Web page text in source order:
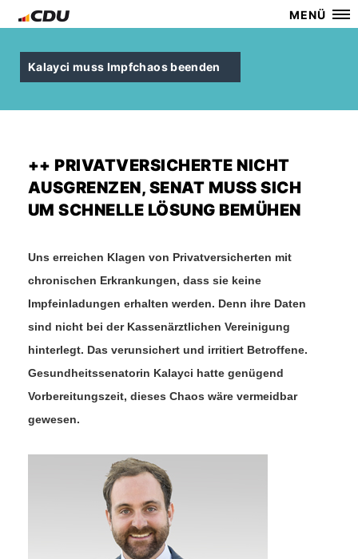
MENÜ
Kalayci muss Impfchaos beenden
++ PRIVATVERSICHERTE NICHT
AUSGRENZEN, SENAT MUSS SICH
UM SCHNELLE LÖSUNG BEMÜHEN
Uns erreichen Klagen von Privatversicherten mit
chronischen Erkrankungen, dass sie keine
Impfeinladungen erhalten werden. Denn ihre Daten
sind nicht bei der Kassenärztlichen Vereinigung
hinterlegt. Das verunsichert und irritiert Betroffene.
Gesundheitssenatorin Kalayci hatte genügend
Vorbereitungszeit, dieses Chaos wäre vermeidbar
gewesen.